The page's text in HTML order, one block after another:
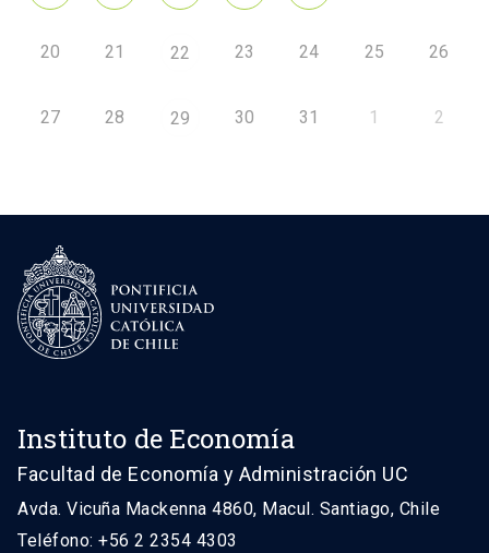
20 21 22 23 24 25 26
27 28 29 30 31 1 2
Instituto de Economía
Facultad de Economía y Administración UC
Avda. Vicuña Mackenna 4860, Macul. Santiago, Chile
Teléfono: +56 2 2354 4303